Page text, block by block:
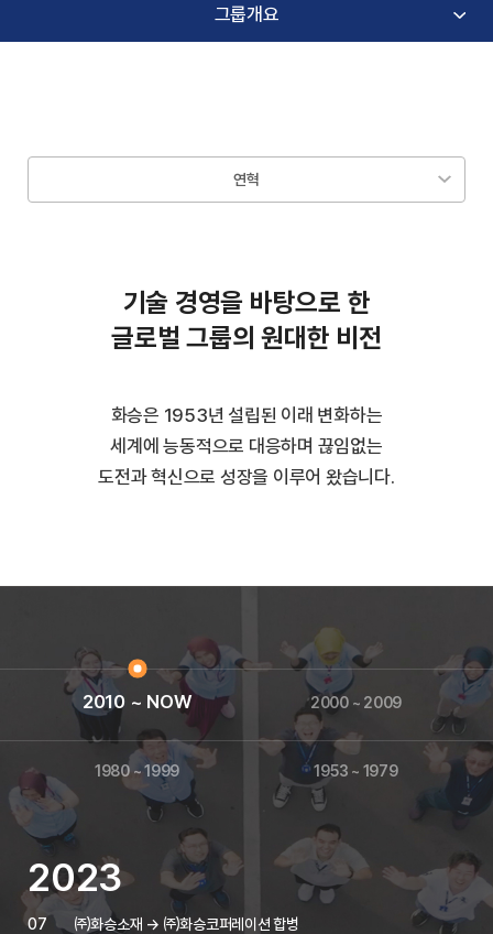
그룹개요
연혁
기술 경영을 바탕으로 한
글로벌 그룹의 원대한 비전
화승은 1953년 설립된 이래 변화하는
세계에 능동적으로 대응하며 끊임없는
도전과 혁신으로 성장을 이루어 왔습니다.
2010 ~ NOW 2000 ~ 2009
1980 ~ 1999 1953 ~ 1979
2023
07 ㈜화승소재 → ㈜화승코퍼레이션 합병